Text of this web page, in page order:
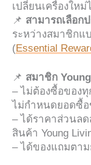
เปลี่ยนเครื่องให
📌 สามารถเลือก
ระหว่างสมาชิก
(Essential
📌 สมาชิก
– ไม่ต้องซื้อของทุ
ไม่กำหนดยอดซื้
– ได้ราคาส่วนล
สินค้า Young
– ได้ของแถมตา